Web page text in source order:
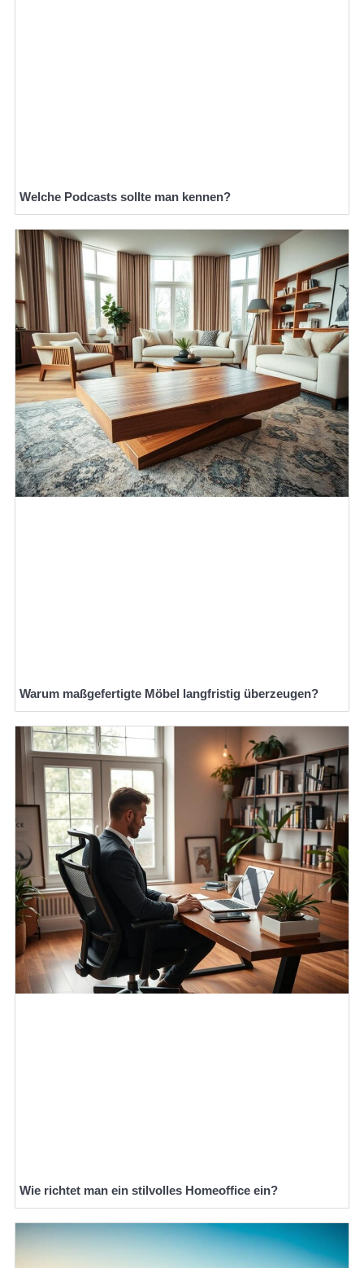
Welche Podcasts sollte man kennen?
Warum maßgefertigte Möbel langfristig überzeugen?
Wie richtet man ein stilvolles Homeoffice ein?